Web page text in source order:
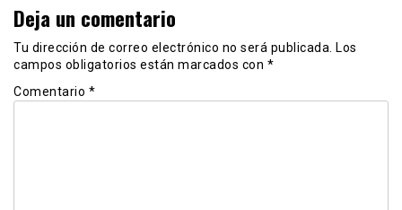
Deja un comentario
Tu dirección de correo electrónico no será publicada.
Los
campos obligatorios están marcados con *
Comentario *